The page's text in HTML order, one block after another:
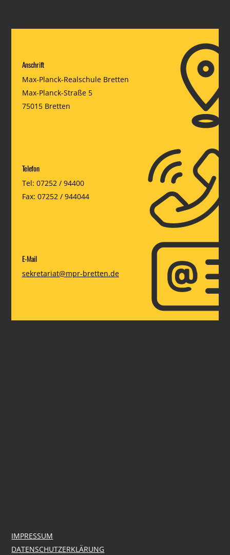
Anschrift
Max-Planck-Realschule Bretten
Max-Planck-Straße 5
75015 Bretten
Telefon
Tel: 07252 / 94400
Fax: 07252 / 944044
E-Mail
sekretariat@mpr-bretten.de
IMPRESSUM
DATENSCHUTZERKLÄRUNG